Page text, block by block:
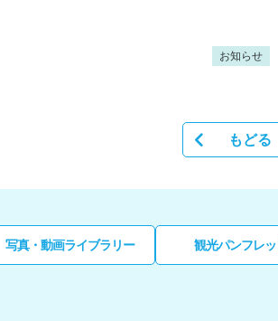
お知らせ
もどる
写真・動画ライブラリー 観光パンフレッ